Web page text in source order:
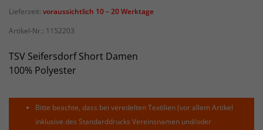
Lieferzeit: voraussichtlich 10 – 20 Werktage
Artikel-Nr.: 1152203
TSV Seifersdorf Short Damen
100% Polyester
Bitte beachte, dass bei veredelten Textilien (vor allem Artikel
inklusive des Standarddrucks Vereinsnamen und/oder